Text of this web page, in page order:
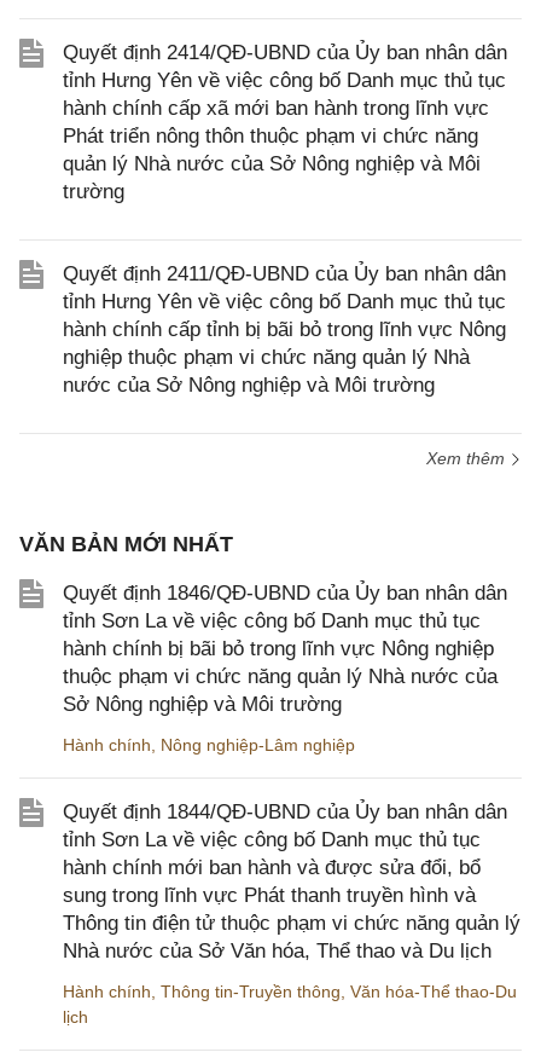
Quyết định 2414/QĐ-UBND của Ủy ban nhân dân
tỉnh Hưng Yên về việc công bố Danh mục thủ tục
hành chính cấp xã mới ban hành trong lĩnh vực
Phát triển nông thôn thuộc phạm vi chức năng
quản lý Nhà nước của Sở Nông nghiệp và Môi
trường
Quyết định 2411/QĐ-UBND của Ủy ban nhân dân
tỉnh Hưng Yên về việc công bố Danh mục thủ tục
hành chính cấp tỉnh bị bãi bỏ trong lĩnh vực Nông
nghiệp thuộc phạm vi chức năng quản lý Nhà
nước của Sở Nông nghiệp và Môi trường
Xem thêm
VĂN BẢN MỚI NHẤT
Quyết định 1846/QĐ-UBND của Ủy ban nhân dân
tỉnh Sơn La về việc công bố Danh mục thủ tục
hành chính bị bãi bỏ trong lĩnh vực Nông nghiệp
thuộc phạm vi chức năng quản lý Nhà nước của
Sở Nông nghiệp và Môi trường
Hành chính Nông nghiệp-Lâm nghiệp
Quyết định 1844/QĐ-UBND của Ủy ban nhân dân
tỉnh Sơn La về việc công bố Danh mục thủ tục
hành chính mới ban hành và được sửa đổi, bổ
sung trong lĩnh vực Phát thanh truyền hình và
Thông tin điện tử thuộc phạm vi chức năng quản lý
Nhà nước của Sở Văn hóa, Thể thao và Du lịch
Hành chính Thông tin-Truyền thông Văn hóa-Thể thao-Du
lịch